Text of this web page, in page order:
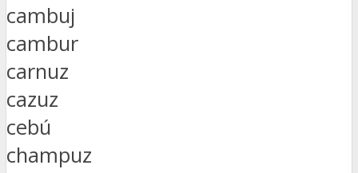
cambuj
cambur
carnuz
cazuz
cebú
champuz